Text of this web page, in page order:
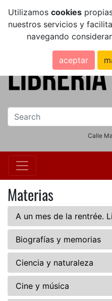
Utilizamos cookies
nuestros servicios y
navegando
aceptar
Calle
Materias
A un mes de la rentrée.
Biografías y memorias
Ciencia y naturaleza
Cine y música